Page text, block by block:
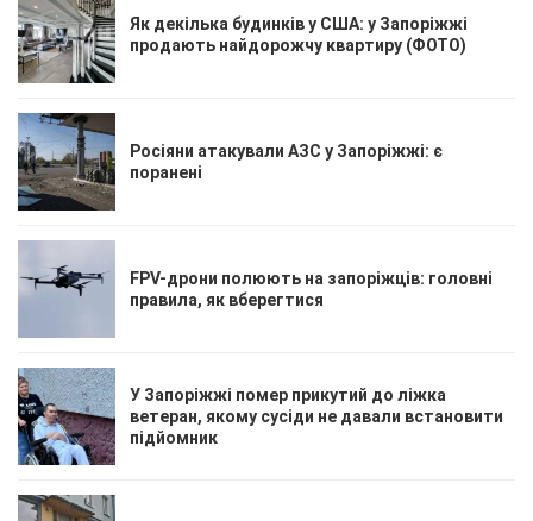
Як декілька будинків у США: у Запоріжжі
продають найдорожчу квартиру (ФОТО)
Росіяни атакували АЗС у Запоріжжі: є
поранені
FPV-дрони полюють на запоріжців: головні
правила, як вберегтися
У Запоріжжі помер прикутий до ліжка
ветеран, якому сусіди не давали встановити
підйомник